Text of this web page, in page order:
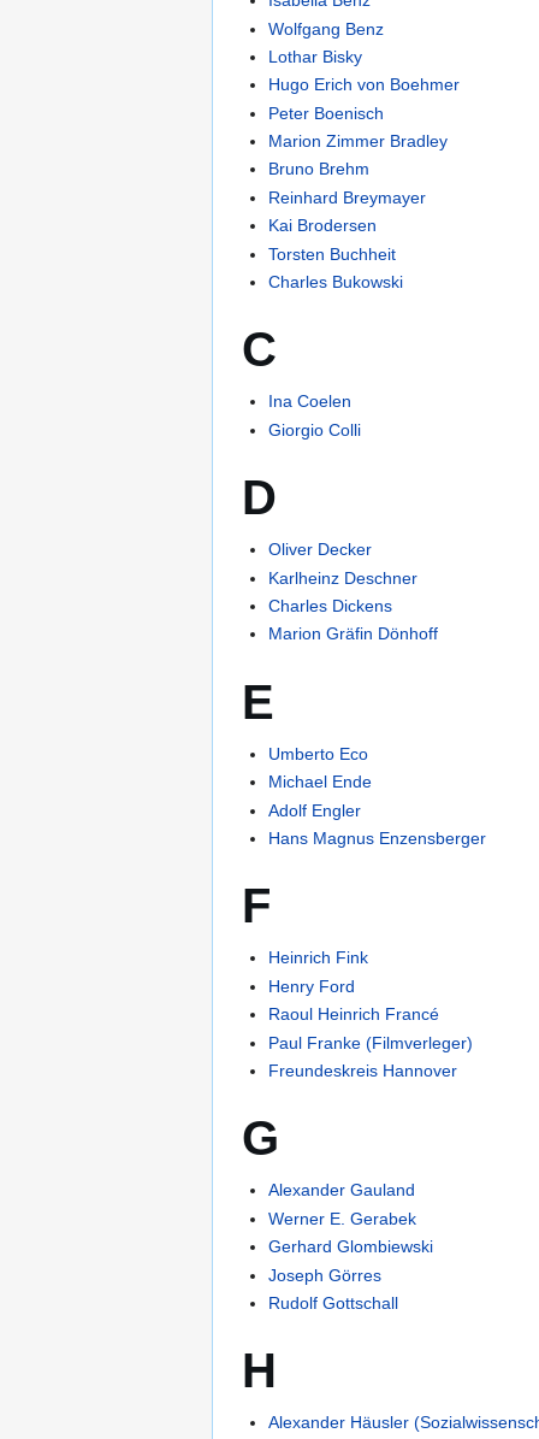
Wolfgang Benz
Lothar Bisky
Hugo Erich von Boehmer
Peter Boenisch
Marion Zimmer Bradley
Bruno Brehm
Reinhard Breymayer
Kai Brodersen
Torsten Buchheit
Charles Bukowski
C
Ina Coelen
Giorgio Colli
D
Oliver Decker
Karlheinz Deschner
Charles Dickens
Marion Gräfin Dönhoff
E
Umberto Eco
Michael Ende
Adolf Engler
Hans Magnus Enzensberger
F
Heinrich Fink
Henry Ford
Raoul Heinrich Francé
Paul Franke (Filmverleger)
Freundeskreis Hannover
G
Alexander Gauland
Werner E. Gerabek
Gerhard Glombiewski
Joseph Görres
Rudolf Gottschall
H
Alexander Häusler